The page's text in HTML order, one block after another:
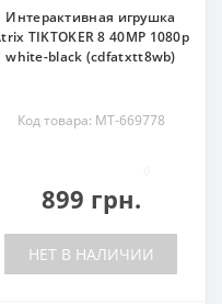
Интерактивная игрушка
TIKTOKER 8 40MP 1080p
white-black (cdfatxtt8wb)
Код товара: MT-669778
899 грн.
НЕТ В НАЛИЧИИ